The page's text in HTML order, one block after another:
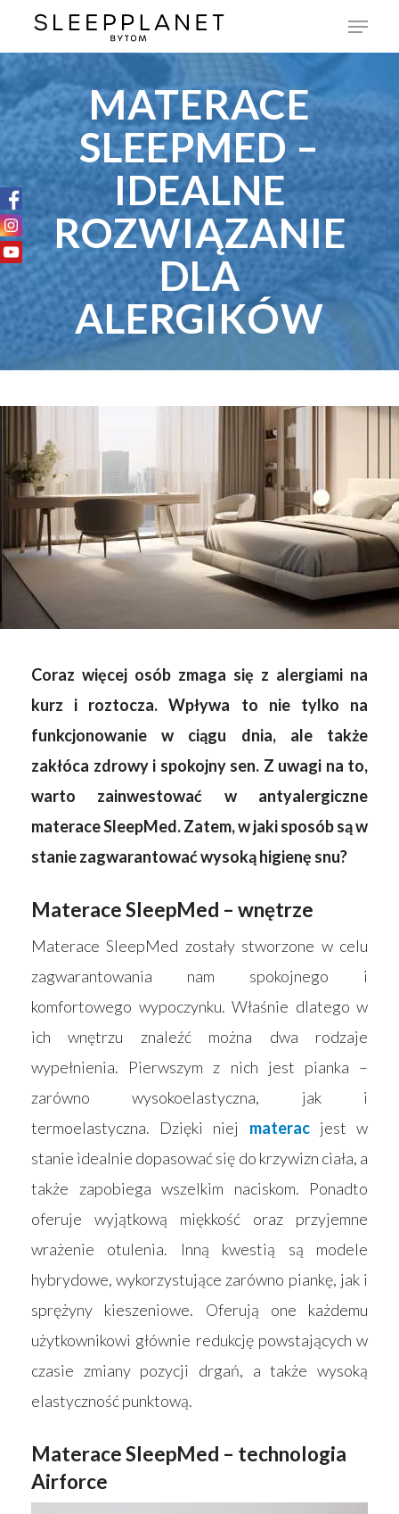
MATERACE
SLEEPMED –
IDEALNE
ROZWIĄZANIE
DLA
ALERGIKÓW
Coraz więcej osób zmaga się z alergiami na
kurz i roztocza. Wpływa to nie tylko na
funkcjonowanie w ciągu dnia, ale także
zakłóca zdrowy i spokojny sen. Z uwagi na to,
warto zainwestować w antyalergiczne
materace SleepMed. Zatem, w jaki sposób są w
stanie zagwarantować wysoką higienę snu?
Materace SleepMed – wnętrze
Materace SleepMed zostały stworzone w celu
zagwarantowania nam spokojnego i
komfortowego wypoczynku. Właśnie dlatego w
ich wnętrzu znaleźć można dwa rodzaje
wypełnienia. Pierwszym z nich jest pianka –
zarówno wysokoelastyczna, jak i
termoelastyczna. Dzięki niej materacjest w
stanie idealnie dopasować się do krzywizn ciała, a
także zapobiega wszelkim naciskom. Ponadto
oferuje wyjątkową miękkość oraz przyjemne
wrażenie otulenia. Inną kwestią są modele
hybrydowe, wykorzystujące zarówno piankę, jak i
sprężyny kieszeniowe. Oferują one każdemu
użytkownikowi głównie redukcję powstających w
czasie zmiany pozycji drgań, a także wysoką
elastyczność punktową.
Materace SleepMed – technologia
Airforce